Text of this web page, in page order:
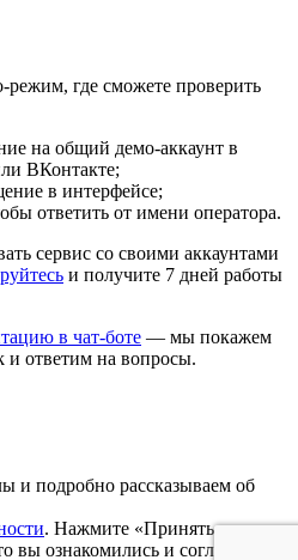
режим, где сможете проверить
на общий демо-аккаунт в
ВКонтакте;
в интерфейсе;
ответить от имени оператора.
сервис со своими аккаунтами
и получите 7 дней работы
в чат-боте — мы покажем
и ответим на вопросы.
и подробно рассказываем об
. Нажмите «Принять и
вы ознакомились и согласны с